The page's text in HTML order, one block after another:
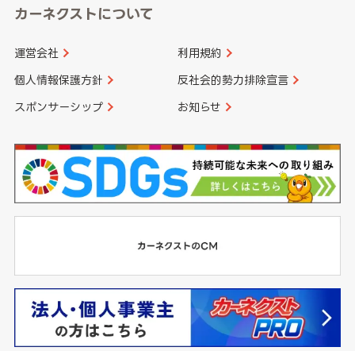
カーネクストについて
運営会社 利用規約
個人情報保護方針 反社会的勢力排除宣言
スポンサーシップ お知らせ